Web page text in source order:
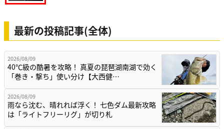
最新の投稿記事(全体)
2026/08/09
40℃級の酷暑を攻略！ 真夏の琵琶湖南湖で効く
「巻き・撃ち」使い分け【大西健…
2026/08/09
雨なら沈む、晴れれば浮く！ 七色ダム最新攻略
は「ライトフリーリグ」が切り札